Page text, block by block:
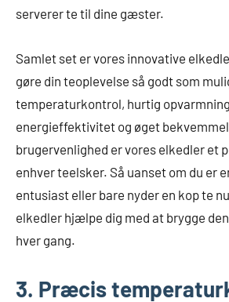
serverer te til dine gæster.
Samlet set er vores innovative
gøre din teoplevelse så godt som
temperaturkontrol, hurtig
energieffektivitet og øget
brugervenlighed er vores elkedler et
enhver teelsker. Så uanset om du er
entusiast eller bare nyder en kop te
elkedler hjælpe dig med at brygge
hver gang.
3. Præcis